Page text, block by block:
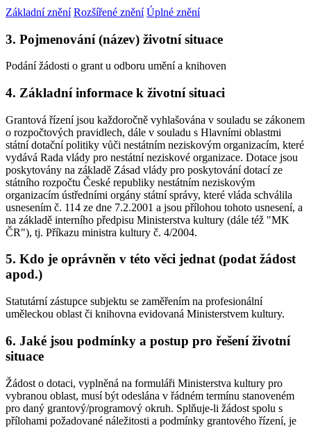
Základní znění Rozšířené znění Úplné znění
3. Pojmenování (název) životní situace
Podání žádosti o grant u odboru umění a knihoven
4. Základní informace k životní situaci
Grantová řízení jsou každoročně vyhlašována v souladu se zákonem
o rozpočtových pravidlech, dále v souladu s Hlavními oblastmi
státní dotační politiky vůči nestátním neziskovým organizacím, které
vydává Rada vlády pro nestátní neziskové organizace. Dotace jsou
poskytovány na základě Zásad vlády pro poskytování dotací ze
státního rozpočtu České republiky nestátním neziskovým
organizacím ústředními orgány státní správy, které vláda schválila
usnesením č. 114 ze dne 7.2.2001 a jsou přílohou tohoto usnesení, a
na základě interního předpisu Ministerstva kultury (dále též "MK
ČR"), tj. Příkazu ministra kultury č. 4/2004.
5. Kdo je oprávněn v této věci jednat (podat žádost
apod.)
Statutární zástupce subjektu se zaměřením na profesionální
uměleckou oblast či knihovna evidovaná Ministerstvem kultury.
6. Jaké jsou podmínky a postup pro řešení životní
situace
Žádost o dotaci, vyplněná na formuláři Ministerstva kultury pro
vybranou oblast, musí být odeslána v řádném termínu stanoveném
pro daný grantový/programový okruh. Splňuje-li žádost spolu s
přílohami požadované náležitosti a podmínky grantového řízení, je